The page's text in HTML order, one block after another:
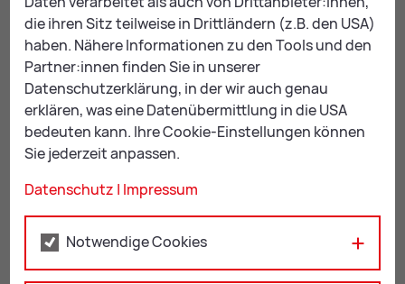
Hil­fe bei An­trags­stel­lun­gen
Beratung zu finanziellen Unterstützungsleistungen
(Pflegegeld, Wohnbeihilfe, Heizkostenzuschuss,
etc.)
Hilfestellung beim Ausfüllen von Anträgen
Referat Soziales, Familie und Frauen, Telefonnummer:
03842/​4062-319, E-Mail: so­zia­les@leo­ben.at
die ihren Sitz teilweise in Drittländern (z.B. den USA)
haben. Nähere Informationen zu den Tools und den
Partner:innen finden Sie in unserer
Datenschutzerklärung, in der wir auch genau
erklären, was eine Datenübermittlung in die USA
bedeuten kann. Ihre Cookie-Einstellungen können
Sie jederzeit anpassen.
Datenschutz | Impressum
Notwendige Cookies